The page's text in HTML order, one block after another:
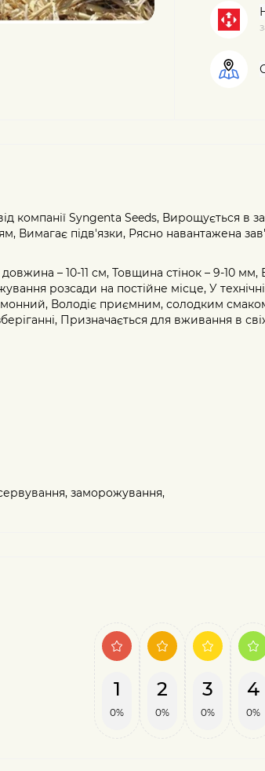
компанії Syngenta Seeds, Вирощується в
Вимагає підв'язки, Рясно навантажена
– 10-11 см, Товщина стінок – 9-10 мм,
розсади на постійне місце, У
Володіє приємним, солодким
Призначається для вживання в
заморожування,
1
0%
2
0%
3
0%
4
0%